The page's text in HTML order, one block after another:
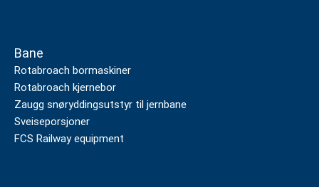
Bane
Rotabroach bormaskiner
Rotabroach kjernebor
Zaugg snøryddingsutstyr til jernbane
Sveiseporsjoner
FCS Railway equipment